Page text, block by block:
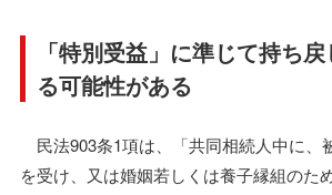
「特別受益」に準じて持ち
る可能性がある
民法903条1項は、「共同相続人中に、
を受け、又は婚姻若しくは養子縁組のた